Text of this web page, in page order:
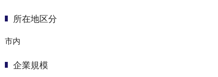
所在地区分
市内
企業規模